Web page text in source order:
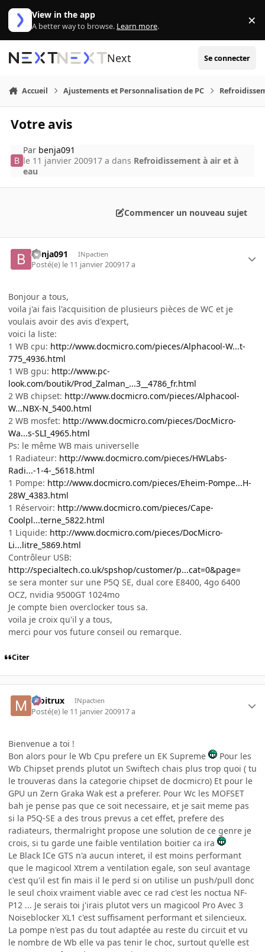
Aller au contenu
View in the app
A better way to browse. Learn more. ×
Next Se connecter
Accueil Ajustements et Personnalisation de PC
Votre avis
Par benja091
le 11 janvier 200917 a dans Refroidissement à air et à
eau
Commencer un nouveau sujet
benja091 INpactien
Posté(e) le 11 janvier 200917 a
Bonjour a tous,
voila j'ai fais l'acquisition de plusieurs pièces de WC et je
voulais avoir des avis d'expert,
voici la liste:
1 WB cpu: http://www.docmicro.com/pieces/Alphacool-W...t-
775_4936.html
1 WB gpu: http://www.pc-
look.com/boutik/Prod_Zalman_...3__4786_fr.html
2 WB chipset: http://www.docmicro.com/pieces/Alphacool-
W...NBX-N_5400.html
2 WB mosfet: http://www.docmicro.com/pieces/DocMicro-
Wa...s-SLI_4965.html
Ps: le même WB mais universelle
1 Radiateur: http://www.docmicro.com/pieces/HWLabs-
Radi...-1-4-_5618.html
1 Pompe: http://www.docmicro.com/pieces/Eheim-Pompe...H-
28W_4383.html
1 Réservoir: http://www.docmicro.com/pieces/Cape-
Coolpl...terne_5822.html
1 Liquide: http://www.docmicro.com/pieces/DocMicro-
Li...litre_5869.html
Contrôleur USB:
http://specialtech.co.uk/spshop/customer/p...cat=0&page=
se sera monter sur une P5Q SE, dual core E8400, 4go 6400
OCZ, nvidia 9500GT 1024mo
Je compte bien overclocker tous sa.
voila je croix qu'il y a tous,
merci pour vos future conseil ou remarque.
Citer
moitrux INpactien
Posté(e) le 11 janvier 200917 a
Bienvenue a toi !
Bon alors pour le Wb Cpu prefere un EK Supreme
Pour les
Wb Chipset prends plutot un Swiftech chais plus trop quoi ( tu
le trouveras dans la categorie chipset de docmicro) Et pour le
GPU un Zern Graka Wak est a preferer. Pour Wc les MOFSET
bah je pense pas que ce soit necessaire, et je sait meme pas
si la P5Q-SE a des trous prevus a cet effet, prefere des
radiateurs, thermalright propose une solution de ce genre je
crois, si tu garde une faible ventilation boitier ca ira
Le Black ICe GTS n'a aucun interet, il est moins performant
que le magicool Xtrem a ventilation egale, son seul avantage
c'est qu'il est fin mais il le perd si on utilise un push/pull donc
le seul choix vraiment viable avec ce rad c'est les noctua NF-
P12 ... Je serais toi j'irais plutot vers un magicool Pro Avec 3
Noiseblocker XL1 c'est suffisament performant et silencieux.
La pompe n'est pas du tout adaptée au reste du circuit et vu
le nombre de Wb elle va pas tenir le choc, surtout qu'elle est